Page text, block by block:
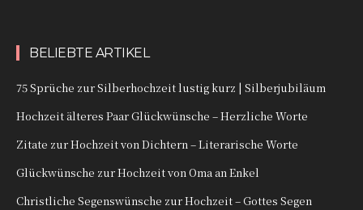
BELIEBTE ARTIKEL
75 Sprüche zur Silberhochzeit lustig kurz | Silberjubiläum
Hochzeit älteres Paar Glückwünsche – Herzliche Worte
Zitate zur Hochzeit von Dichtern – Literarische Worte
Glückwünsche zur Hochzeit von Oma an Enkel
Christliche Segenswünsche zur Hochzeit – Gottes Segen